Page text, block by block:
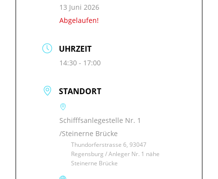
13 Juni 2026
Abgelaufen!
UHRZEIT
14:30 - 17:00
STANDORT
Schifffsanlegestelle Nr. 1
/Steinerne Brücke
Thundorferstrasse 6, 93047
Regensburg / Anleger Nr. 1 nähe
Steinerne Brücke